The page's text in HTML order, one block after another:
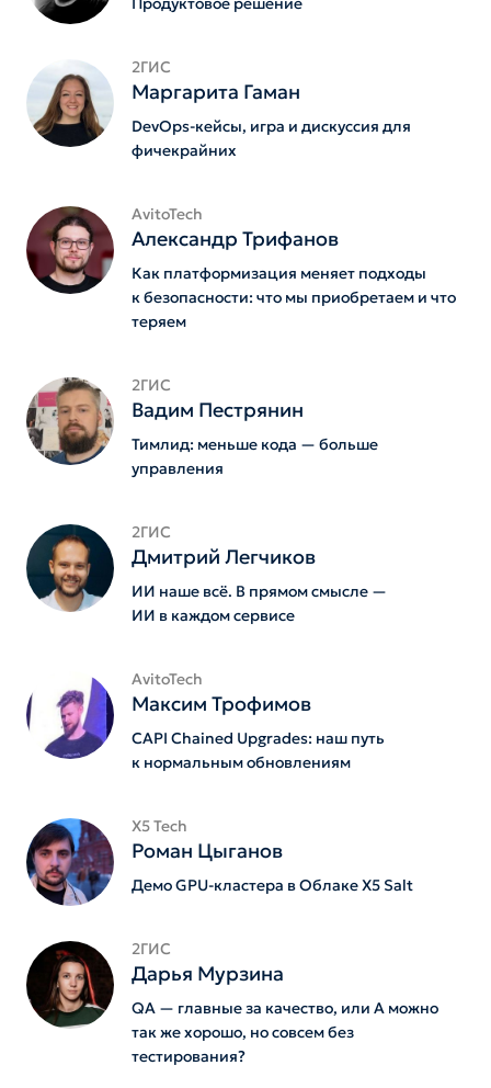
2ГИС
Маргарита Гаман
DevOps-кейсы, игра и дискуссия для
фичекрайних
AvitoTech
Александр Трифанов
Как платформизация меняет подходы
к безопасности: что мы приобретаем и что
теряем
2ГИС
Вадим Пестрянин
Тимлид: меньше кода — больше
управления
2ГИС
Дмитрий Легчиков
ИИ наше всё. В прямом смысле —
ИИ в каждом сервисе
AvitoTech
Максим Трофимов
CAPI Chained Upgrades: наш путь
к нормальным обновлениям
X5 Tech
Роман Цыганов
Демо GPU-кластера в Облаке X5 Salt
2ГИС
Дарья Мурзина
QA — главные за качество, или А можно
так же хорошо, но совсем без
тестирования?